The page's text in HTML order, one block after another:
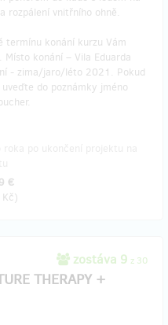
rozpálení vnitřního ohně.
termínu konání kurzu Vám
konání – Vila Eduarda
- zima/jaro/léto 2021. Pokud
do poznámky jméno
€
)
zostáva 9 z 30
THERAPY +